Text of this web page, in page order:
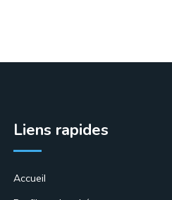
Liens rapides
Accueil